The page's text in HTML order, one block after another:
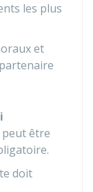
les plus
et
peut être
doit